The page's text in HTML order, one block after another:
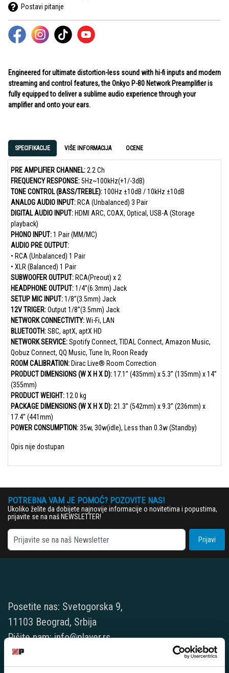
Postavi pitanje
Engineered for ultimate distortion-less sound with hi-fi inputs and modern
streaming and control features, the Onkyo P-80 Network Preamplifier is
fully equipped to deliver a sublime audio experience through your
amplifier and onto your ears.
SPECIFIKACIJE VIŠE INFORMACIJA OCENE
PRE AMPLIFIER CHANNEL:2.2 Ch
FREQUENCY RESPONSE:5Hz~100kHz(+1/-3dB)
TONE CONTROL (BASS/TREBLE):100Hz ±10dB / 10kHz ±10dB
ANALOG AUDIO INPUT: RCA (Unbalanced) 3 Pair
DIGITAL AUDIO INPUT: HDMI ARC, COAX, Optical, USB-A (Storage
playback)
PHONO INPUT:1 Pair (MM/MC)
AUDIO PRE OUTPUT:
• RCA (Unbalanced) 1 Pair
• XLR (Balanced) 1 Pair
SUBWOOFER OUTPUT: RCA(Preout) x 2
HEADPHONE OUTPUT:1/4”(6.3mm) Jack
SETUP MIC INPUT:1/8”(3.5mm) Jack
12V TRIGER:Output 1/8”(3.5mm) Jack
NETWORK CONNECTIVITY:Wi-Fi, LAN
BLUETOOTH:SBC, aptX, aptX HD
NETWORK SERVICE:Spotify Connect, TIDAL Connect, Amazon Music,
Qobuz Connect, QQ Music, Tune In, Roon Ready
ROOM CALIBRATION: Dirac Live® Room Correction
PRODUCT DIMENSIONS (W X H X D):17.1” (435mm) x 5.3” (135mm) x 14”
(355mm)
PRODUCT WEIGHT:12.0 kg
PACKAGE DIMENSIONS (W X H X D):21.3” (542mm) x 9.3” (236mm) x
17.4” (441mm)
POWER CONSUMPTION:35w, 30w(idle), Less than 0.3w (Standby)
Opis nije dostupan
POTREBNA VAM JE POMOĆ? POZOVITE NAS!
Ukoliko želite da dobijete najnovije informacije o novitetima i popustima,
prijavite se na naš NEWSLETTER!
Prijavi
Posetite nas: Svetogorska 9,
11103 Beograd, Srbija
Pišite nam: info@player.rs
Pozovite nas: +381 11 33-47-615
Sms/Viber/WhatsApp